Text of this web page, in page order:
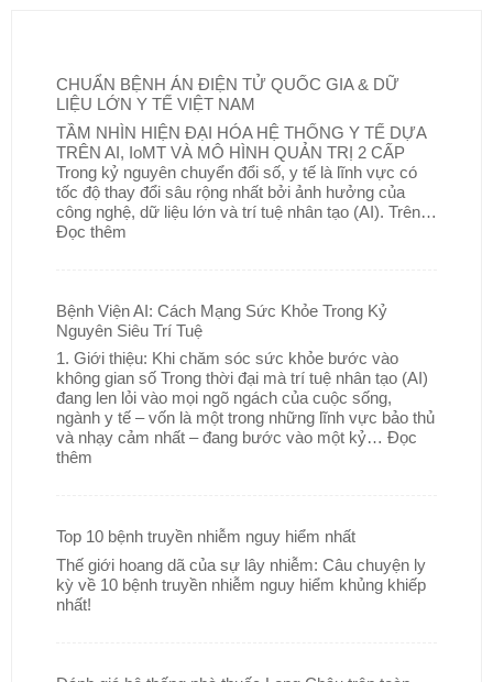
CHUẨN BỆNH ÁN ĐIỆN TỬ QUỐC GIA & DỮ
LIỆU LỚN Y TẾ VIỆT NAM
TẦM NHÌN HIỆN ĐẠI HÓA HỆ THỐNG Y TẾ DỰA
TRÊN AI, IoMT VÀ MÔ HÌNH QUẢN TRỊ 2 CẤP
Trong kỷ nguyên chuyển đổi số, y tế là lĩnh vực có
tốc độ thay đổi sâu rộng nhất bởi ảnh hưởng của
công nghệ, dữ liệu lớn và trí tuệ nhân tạo (AI). Trên…
Đọc thêm
Bệnh Viện AI: Cách Mạng Sức Khỏe Trong Kỷ
Nguyên Siêu Trí Tuệ
1. Giới thiệu: Khi chăm sóc sức khỏe bước vào
không gian số Trong thời đại mà trí tuệ nhân tạo (AI)
đang len lỏi vào mọi ngõ ngách của cuộc sống,
ngành y tế – vốn là một trong những lĩnh vực bảo thủ
và nhạy cảm nhất – đang bước vào một kỷ… Đọc
thêm
Top 10 bệnh truyền nhiễm nguy hiểm nhất
Thế giới hoang dã của sự lây nhiễm: Câu chuyện ly
kỳ về 10 bệnh truyền nhiễm nguy hiểm khủng khiếp
nhất!